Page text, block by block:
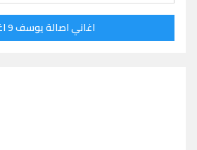
اغاني اصالة يوسف 9 اغنية